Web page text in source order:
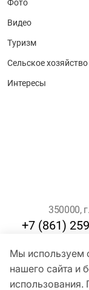
Мы используем
нашего сайта и
Фото
Видео
Туризм
Сельское хозяйство
Интересы
350000,
+7 (861)